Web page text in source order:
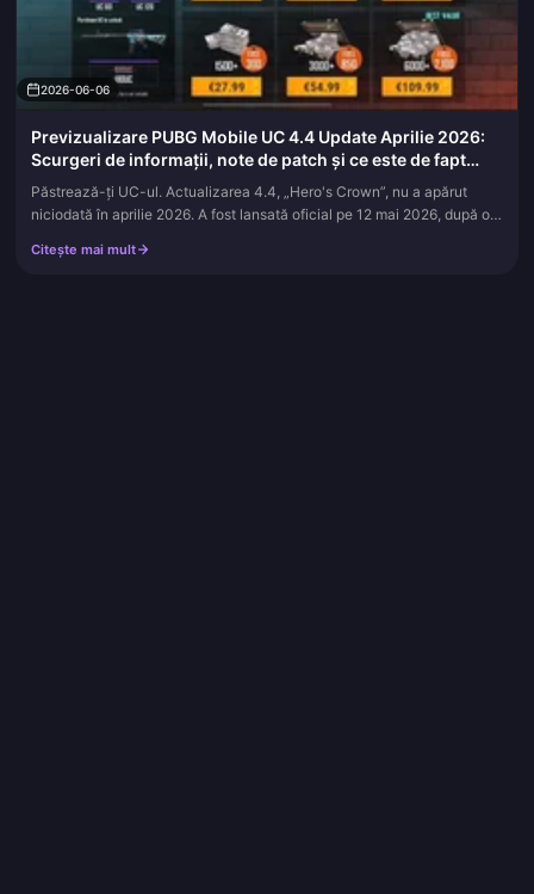
2026-06-06
Previzualizare PUBG Mobile UC 4.4 Update Aprilie 2026:
Scurgeri de informații, note de patch și ce este de fapt
confirmat
Păstrează-ți UC-ul. Actualizarea 4.4, „Hero's Crown”, nu a apărut
niciodată în aprilie 2026. A fost lansată oficial pe 12 mai 2026, după o
Citește mai mult